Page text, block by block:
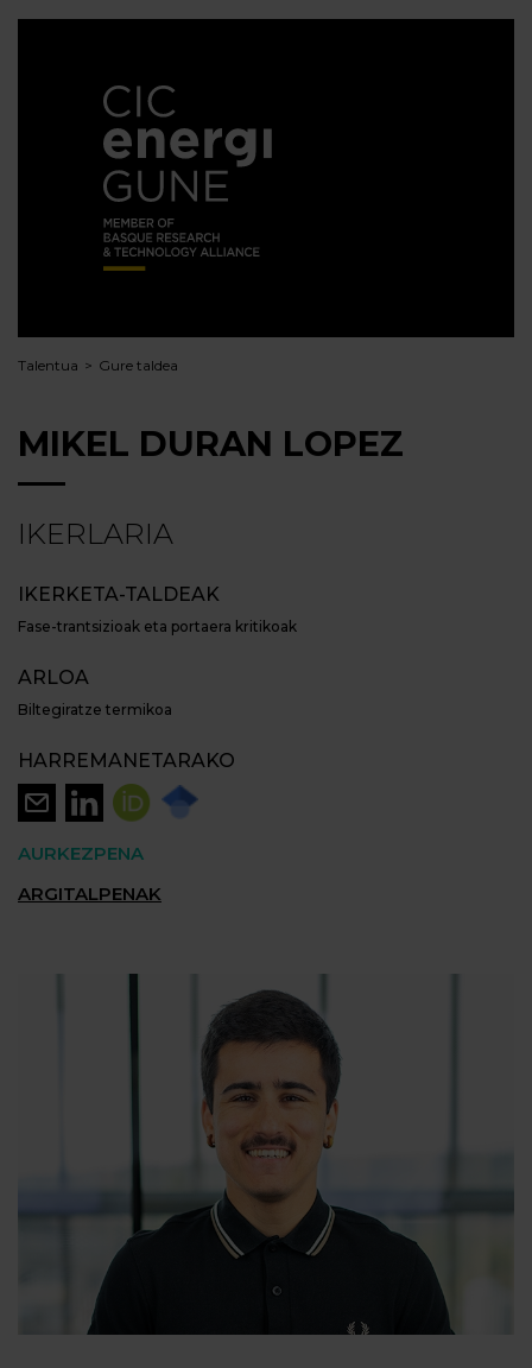
Talentua Gure taldea
MIKEL DURAN LOPEZ
IKERLARIA
IKERKETA-TALDEAK
Fase-trantsizioak eta portaera kritikoak
ARLOA
Biltegiratze termikoa
HARREMANETARAKO
AURKEZPENA
ARGITALPENAK